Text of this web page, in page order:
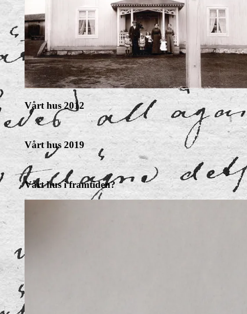
Vårt hus 2012
Vårt hus 2019
Vårt hus i framtiden?